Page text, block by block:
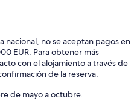
nacional, no se aceptan pagos en
EUR. Para obtener más
con el alojamiento a través de
de la reserva.
de mayo a octubre.